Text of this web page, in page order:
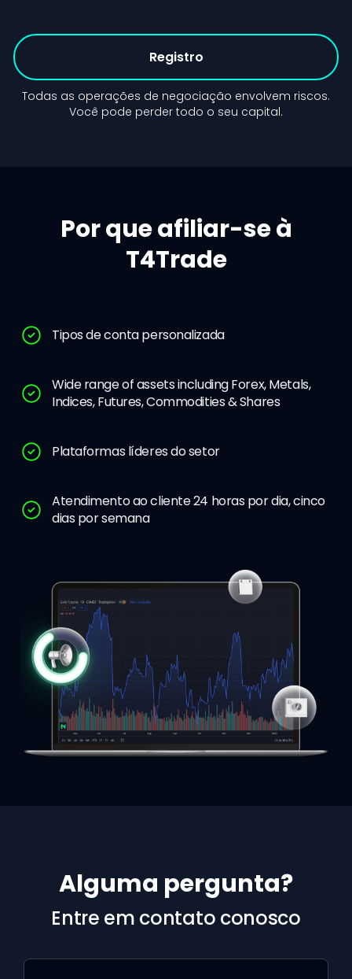
Registro
Todas as operações de negociação envolvem riscos.
Você pode perder todo o seu capital.
Por que afiliar-se à
T4Trade
Tipos de conta personalizada
Wide range of assets including Forex, Metals,
Indices, Futures, Commodities & Shares
Plataformas líderes do setor
Atendimento ao cliente 24 horas por dia, cinco
dias por semana
Alguma pergunta?
Entre em contato conosco